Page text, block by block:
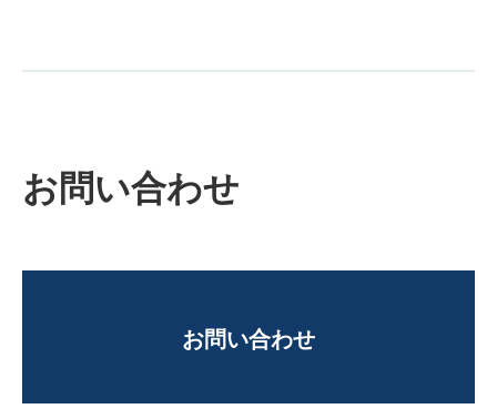
お問い合わせ
お問い合わせ